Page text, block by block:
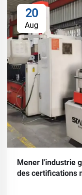
20
Aug
Mener l'industrie
des certifications